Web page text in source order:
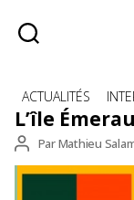
Catégories
ACTUALITÉS
L’île
Auteur
de
ParMathieu